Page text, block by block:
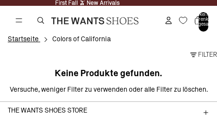
First Fall 🫒 New Arrivals
First Fall 🫒 New Arrivals
Artikel im
Warenkorb
insgesamt:
Startseite Colors of California
FILTER
Keine Produkte gefunden.
Versuche, weniger Filter zu verwenden oder alle Filter zu löschen.
THE WANTS SHOES STORE